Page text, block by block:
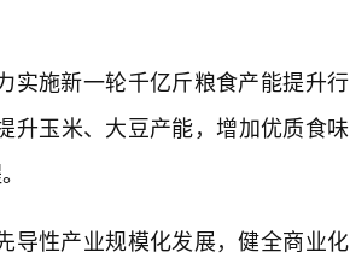
实施新一轮千亿斤粮食产能提升行
升玉米、大豆产能，增加优质食味
导性产业规模化发展，健全商业化